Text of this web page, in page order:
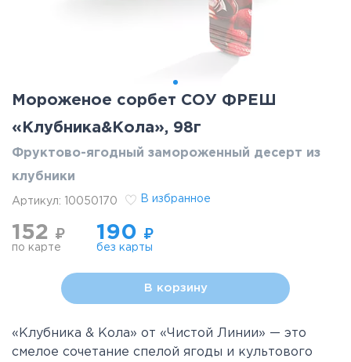
Мороженое сорбет СОУ ФРЕШ
«Клубника&Кола», 98г
Фруктово-ягодный замороженный десерт из
клубники
Артикул: 10050170 В избранное
152 ₽
по карте
190 ₽
без карты
В корзину
«Клубника & Кола» от «Чистой Линии» — это
смелое сочетание спелой ягоды и культового